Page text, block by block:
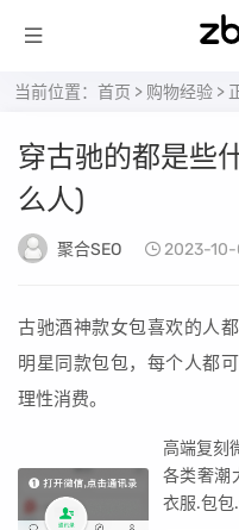
当前位置： 首页 > 购物经验 >
穿古驰的都是些
么人)
聚合SEO 2023-
古驰酒神款女包喜欢的人
明星同款包包，每个人都
理性消费。
高端复刻
各类奢潮
衣服.包包